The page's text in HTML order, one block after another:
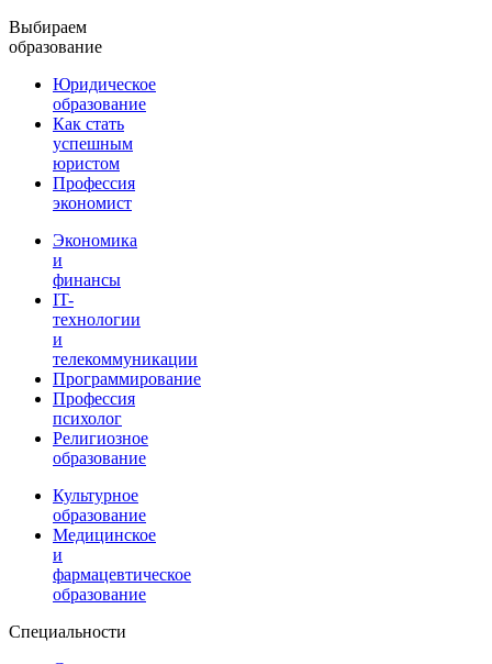
Выбираем
образование
Юридическое
образование
Как стать
успешным
юристом
Профессия
экономист
Экономика
и
финансы
IT-
технологии
и
телекоммуникации
Программирование
Профессия
психолог
Религиозное
образование
Культурное
образование
Медицинское
и
фармацевтическое
образование
Специальности